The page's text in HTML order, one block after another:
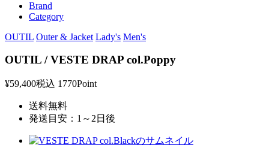
Brand
Category
OUTIL Outer & Jacket Lady's Men's
OUTIL / VESTE DRAP col.Poppy
¥59,400税込 1770Point
送料無料
発送目安：1～2日後